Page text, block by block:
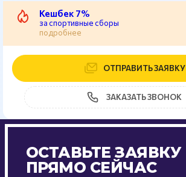
Кешбек 7%
за спортивные сборы
подробнее
ОТПРАВИТЬ ЗАЯВКУ
ЗАКАЗАТЬ ЗВОНОК
ОСТАВЬТЕ ЗАЯВКУ
ПРЯМО СЕЙЧАС